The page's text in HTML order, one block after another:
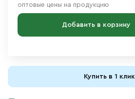
оптовые цены на продукцию
Добавить в корзину
Купить в 1 клик